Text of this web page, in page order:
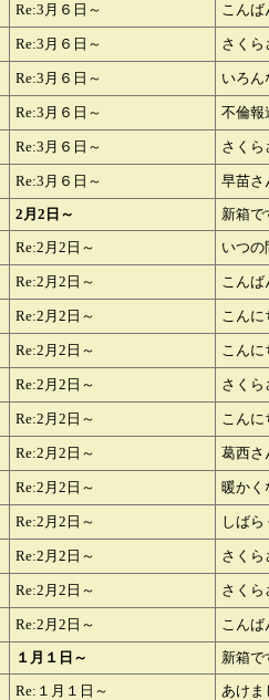
Re:3月６日～ こん
Re:3月６日～ さく
Re:3月６日～ いろ
Re:3月６日～ 不倫
Re:3月６日～ さく
Re:3月６日～
早苗さ
2月2日～
新箱で
Re:2月2日～ いつ
Re:2月2日～ こん
Re:2月2日～ こん
Re:2月2日～ こん
Re:2月2日～ さく
Re:2月2日～ こん
Re:2月2日～ 葛西さ
Re:2月2日～ 暖かく
Re:2月2日～ しば
Re:2月2日～ さく
Re:2月2日～ さく
Re:2月2日～
こん
１月１日～
新箱で
Re:１月１日～ あけ